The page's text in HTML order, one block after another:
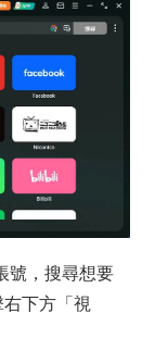
號，搜尋想要
下方「視